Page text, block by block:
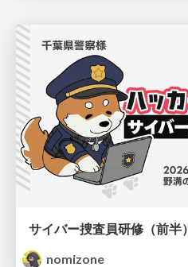
サイバー捜査員研修（前半）
nomizone